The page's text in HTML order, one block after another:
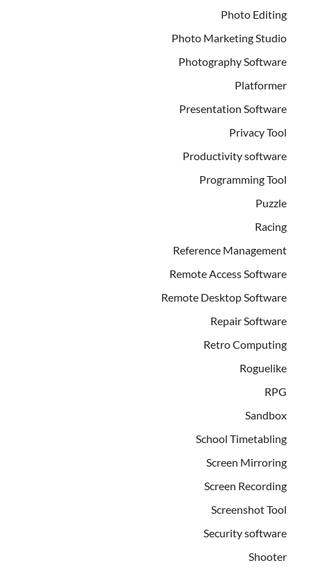
Photo Editing
Photo Marketing Studio
Photography Software
Platformer
Presentation Software
Privacy Tool
Productivity software
Programming Tool
Puzzle
Racing
Reference Management
Remote Access Software
Remote Desktop Software
Repair Software
Retro Computing
Roguelike
RPG
Sandbox
School Timetabling
Screen Mirroring
Screen Recording
Screenshot Tool
Security software
Shooter